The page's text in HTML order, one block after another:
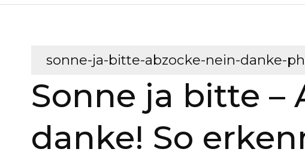
sonne-ja-bitte-abzocke-nein-danke-
Sonne ja bitte –
danke! So